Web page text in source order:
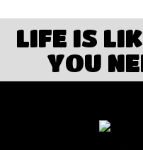
LIFE IS
YOU